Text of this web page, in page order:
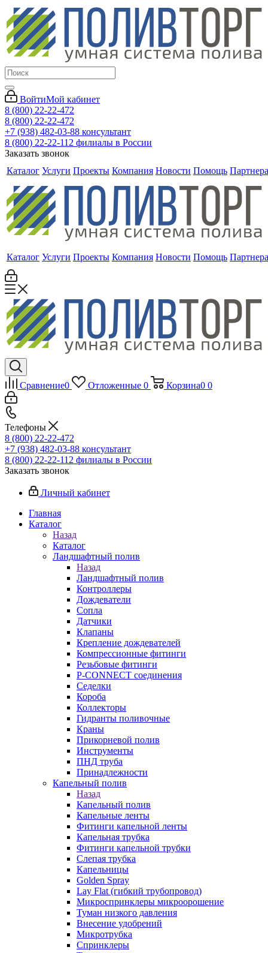
ВойтиМой кабинет
8 (800) 22-22-472
8 (800) 22-22-472
+7 (938) 482-03-88 консультант
8 (800) 22-22-112 филиалы в России
Заказать звонок
Каталог Услуги Проекты Компания Новости Помощь
Каталог Услуги Проекты Компания Новости Помощь
Сравнение0 Отложенные 0 Корзина0 0
Телефоны
8 (800) 22-22-472
+7 (938) 482-03-88 консультант
8 (800) 22-22-112 филиалы в России
Заказать звонок
Личный кабинет
Главная
Каталог
Назад
Каталог
Ландшафтный полив
Назад
Ландшафтный полив
Контроллеры
Дождеватели
Сопла
Датчики
Клапаны
Крепление дождевателей
Компрессионные фитинги
Резьбовые фитинги
P-CONNECT соединения
Седелки
Короба
Коллекторы
Гидранты поливочные
Краны
Прикорневой полив
Инструменты
ПНД труба
Принадлежности
Капельный полив
Назад
Капельный полив
Капельные ленты
Фитинги капельной ленты
Капельная трубка
Фитинги капельной трубки
Слепая трубка
Капельницы
Golden Spray
Lay Flat (гибкий трубопровод)
Микроспринклеры микроорошение
Туман низкого давления
Внесение удобрений
Микротрубка
Спринклеры